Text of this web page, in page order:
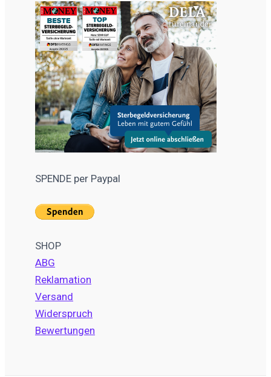
SPENDE per Paypal
SHOP
ABG
Reklamation
Versand
Widerspruch
Bewertungen